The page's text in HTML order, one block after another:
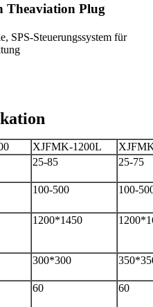
Theaviation Plug
SPS-Steuerungssystem für
XJFMK-1200L
25-85 25-75
100-500 100-
1200*1450
300*300
60 60